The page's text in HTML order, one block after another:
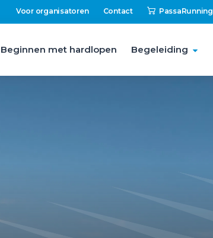
Voor organisatoren Contact PassaRunning
Beginnen met hardlopen Begeleiding